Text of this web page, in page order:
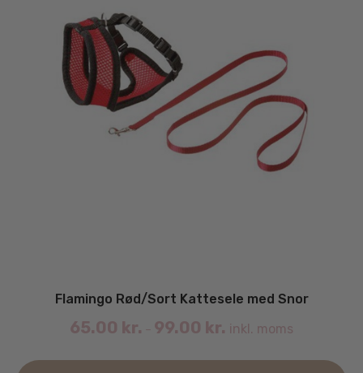
Flamingo Rød/Sort Kattesele med Snor
65.00 kr. – 99.00 kr. inkl. moms